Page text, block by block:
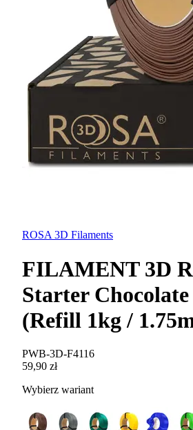
ROSA 3D Filaments
FILAMENT 3D
Starter
(Refill 1kg /
PWB-3D-F4116
59,90 zł
Wybierz wariant